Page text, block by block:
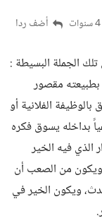
أضف ردا
الجملة البسيطة :
مقصور
الفلانية أو
بداخله يسوق فكره
الذي فيه الخير
ويكون من الصعب أن
ويكون الخير في